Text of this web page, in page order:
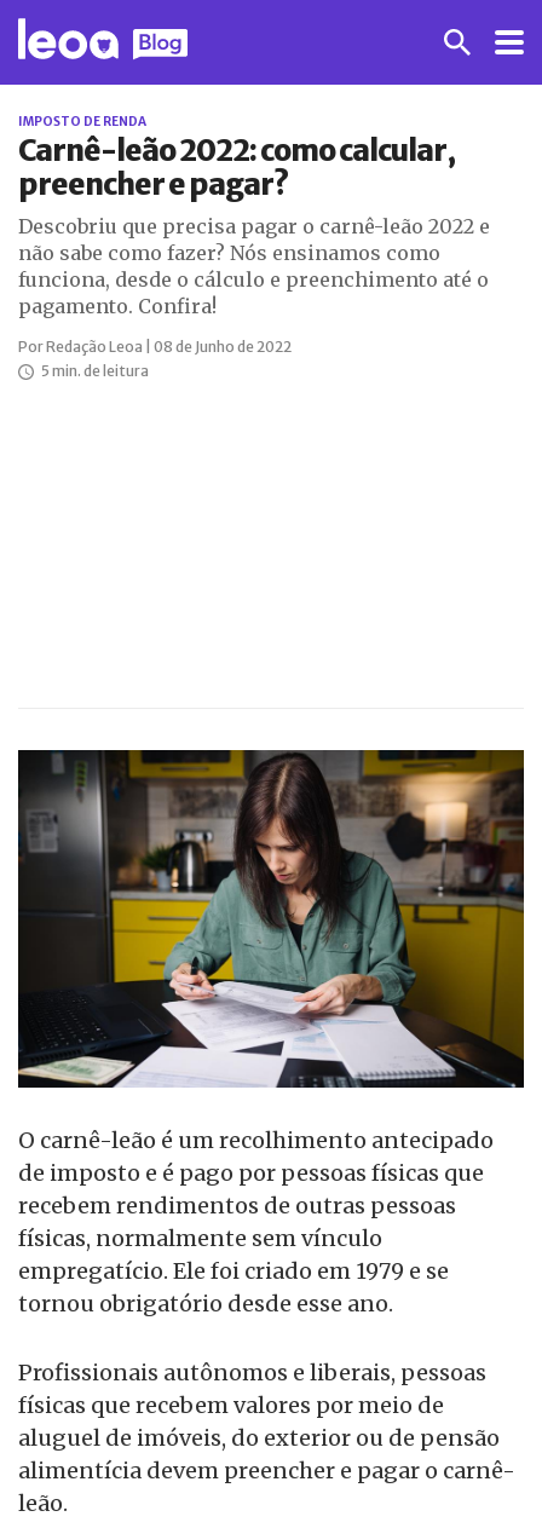
IMPOSTO DE RENDA
Carnê-leão 2022: como calcular,
preencher e pagar?
Descobriu que precisa pagar o carnê-leão 2022 e
não sabe como fazer? Nós ensinamos como
funciona, desde o cálculo e preenchimento até o
pagamento. Confira!
Por Redação Leoa | 08 de Junho de 2022
5 min. de leitura
O carnê-leão é um recolhimento antecipado
de imposto e é pago por pessoas físicas que
recebem rendimentos de outras pessoas
físicas, normalmente sem vínculo
empregatício. Ele foi criado em 1979 e se
tornou obrigatório desde esse ano.
Profissionais autônomos e liberais, pessoas
físicas que recebem valores por meio de
aluguel de imóveis, do exterior ou de pensão
alimentícia devem preencher e pagar o carnê-
leão.